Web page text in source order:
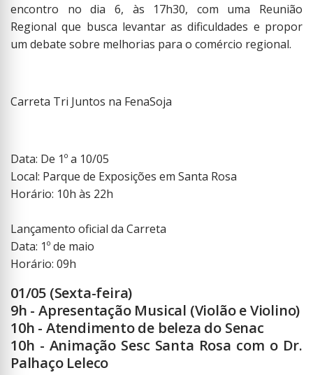
encontro no dia 6, às 17h30, com uma Reunião
Regional que busca levantar as dificuldades e propor
um debate sobre melhorias para o comércio regional.
Carreta Tri Juntos na FenaSoja
Data: De 1º a 10/05
Local: Parque de Exposições em Santa Rosa
Horário: 10h às 22h
Lançamento oficial da Carreta
Data: 1º de maio
Horário: 09h
01/05 (Sexta-feira)
9h - Apresentação Musical (Violão e Violino)
10h - Atendimento de beleza do Senac
10h - Animação Sesc Santa Rosa com o Dr.
Palhaço Leleco